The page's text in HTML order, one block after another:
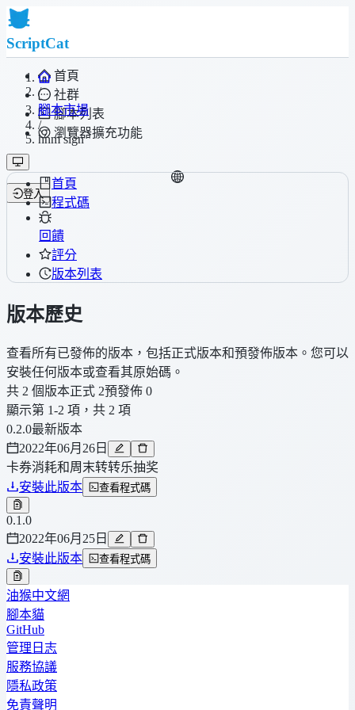
ScriptCat
首頁
社群
腳本列表
瀏覽器擴充功能
登入
/
腳本市場
/
hnm sign
首頁
程式碼
回饋
評分
版本列表
版本歷史
查看所有已發佈的版本，包括正式版本和預發佈版本。您可以
安裝任何版本或查看其原始碼。
共 2 個版本正式 2預發佈 0
顯示第 1-2 項，共 2 項
0.2.0最新版本
2022年06月26日
卡券消耗和周末转转乐抽奖
安裝此版本 查看程式碼
0.1.0
2022年06月25日
安裝此版本
查看程式碼
油猴中文網
腳本貓
GitHub
管理日志
服務協議
隱私政策
免責聲明